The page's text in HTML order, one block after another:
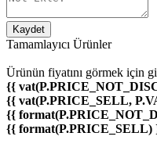
Kaydet
Tamamlayıcı Ürünler
Ürünün fiyatını görmek için
{{
{{ vat(P.PRICE_SELL,
{{
{{ format(P.PRICE_SELL)